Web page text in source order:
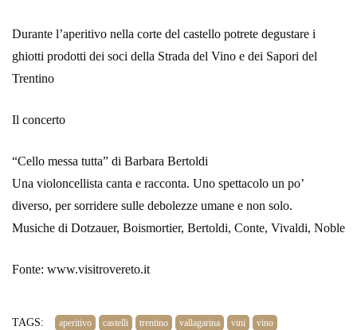
Durante l’aperitivo nella corte del castello potrete degustare i
ghiotti prodotti dei soci della Strada del Vino e dei Sapori del
Trentino
Il concerto
“Cello messa tutta” di Barbara Bertoldi
Una violoncellista canta e racconta. Uno spettacolo un po’
diverso, per sorridere sulle debolezze umane e non solo.
Musiche di Dotzauer, Boismortier, Bertoldi, Conte, Vivaldi, Noble
Fonte: www.visitrovereto.it
TAGS: aperitivo castelli trentino vallagarina vini vino